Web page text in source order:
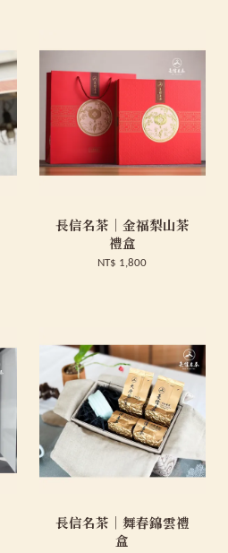
長信名茶｜金福梨山茶
禮盒
NT$ 1,800
長信名茶｜舞春錦雲禮
盒